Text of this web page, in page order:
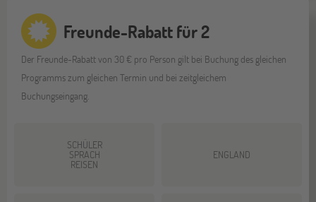
Freunde-Rabatt für 2
Der Freunde-Rabatt von 30 € pro Person gilt bei Buchung des gleichen
Programms zum gleichen Termin und bei zeitgleichem
Buchungseingang.
SCHÜLER
SPRACH
REISEN
ENGLAND